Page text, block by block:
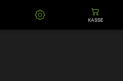
KASSE